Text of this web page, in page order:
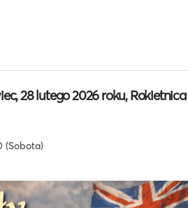
28 lutego 2026 roku, Rokietnica
(Sobota)